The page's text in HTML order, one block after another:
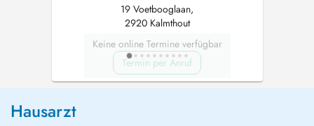
19 Voetbooglaan,
2920 Kalmthout
Keine online Termine verfügbar
Termin per Anruf
Hausarzt